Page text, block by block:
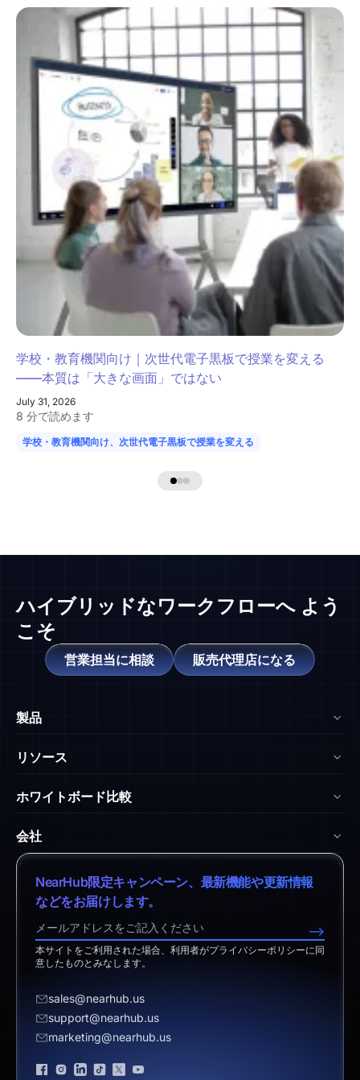
学校・教育機関向け｜次世代電子黒板で授業を変える
——本質は「大きな画面」ではない
July 31, 2026
8 分で読めます
学校・教育機関向け、次世代電子黒板で授業を変える
ハイブリッドなワークフローへ よう
こそ
営業担当に相談 販売代理店になる
製品
NearHub Board S
Nearity 360 Alien
Nearity 120 Max
アプリ統合
NearHub Demo
リソース
ヘルプセンター
ダウンロードセンター
返品ポリシー
免責事項
ホワイトボード比較
vs. Samsung Flip
vs. Vibe Board
vs. Neat Board 65
vs. Android Boards
vs. Chromium Boards
vs. Owl Labs Solution
会社
弊社について
特定商取引法に基づく表記
営業担当へのお問い合わせ
サポートへのお問い合わせ
プライバシーポリシー
ブランド認証
NearHub限定キャンペーン、最新機能や更新情報
などをお届けします。
-->
本サイトをご利用された場合、利用者がプライバシーポリシーに同
意したものとみなします。
sales@nearhub.us
support@nearhub.us
marketing@nearhub.us